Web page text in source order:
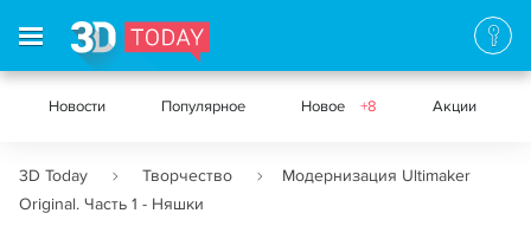
Новости Популярное Новое +8 Акции
3D Today Творчество
Модернизация Ultimaker
Original. Часть 1 - Няшки